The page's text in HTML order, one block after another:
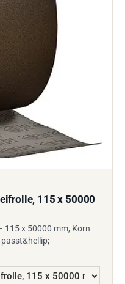
115 x 50000
115 x 50000 mm, Korn